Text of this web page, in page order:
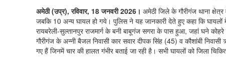
अमेठी (उप्र), रविवार, 18 जनवरी 2026। अमेठी जिले के गौरीगंज थाना
जबकि 10 अन्य घायल हो गये। पुलिस ने यह जानकारी देते हुए कहा कि घायलों
रायबरेली-सुल्तानपुर राजमार्ग के बनी बाबूगंज सगरा के पास हुआ, जहां घने
गौरीगंज के अन्नी बैजल निवासी कार सवार दीपक सिंह (45) व कौशांबी
गए हैं जिनमें चार की हालत गंभीर बताई जा रही है। सभी घायलों को जिला